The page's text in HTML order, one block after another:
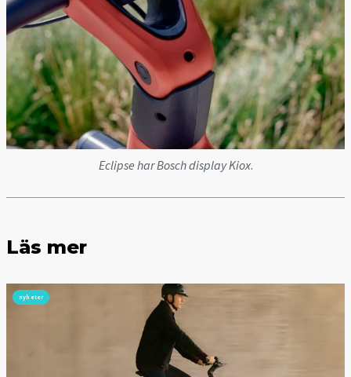
Eclipse har Bosch display Kiox.
Läs mer
nyheter